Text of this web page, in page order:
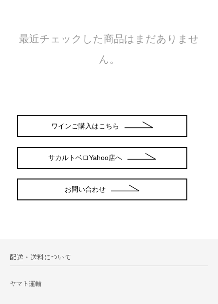
最近チェックした商品はまだありませ
ん。
ワインご購入はこちら
サカルトベロYahoo店へ
お問い合わせ
配送・送料について
ヤマト運輸